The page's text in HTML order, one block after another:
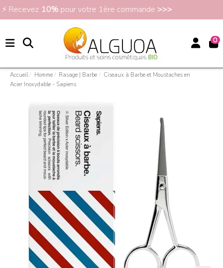
Soldes jusqu'à -50% >>>
0
Accueil Homme Rasage | Barbe
Ciseaux à Barbe et Moustaches en
Acier Inoxydable - Sapiens